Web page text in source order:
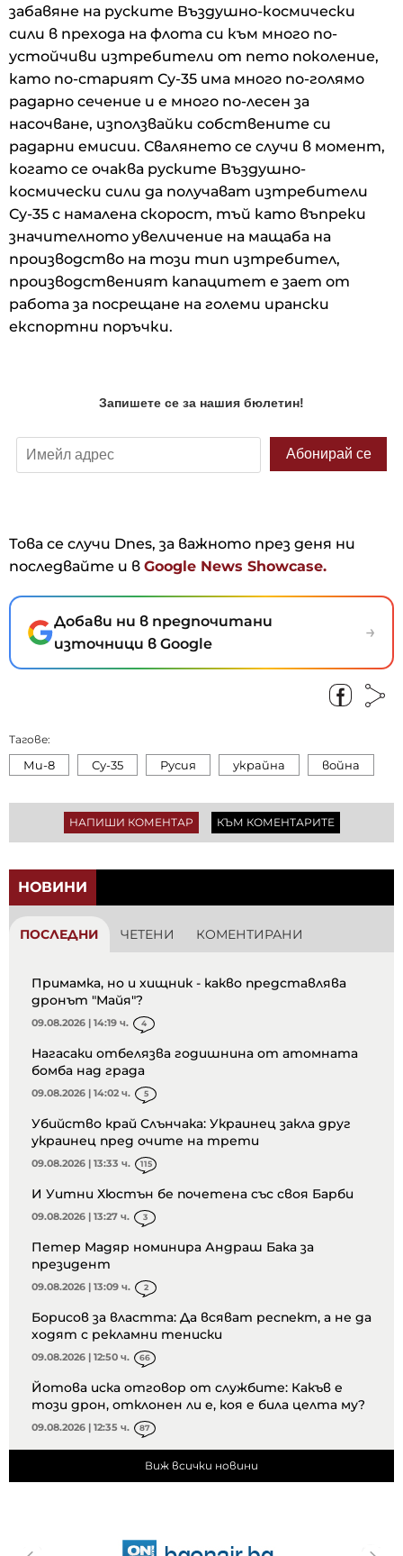
забавяне на руските Въздушно-космически
сили в прехода на флота си към много по-
устойчиви изтребители от пето поколение,
като по-старият Су-35 има много по-голямо
радарно сечение и е много по-лесен за
насочване, използвайки собствените си
радарни емисии. Свалянето се случи в момент,
когато се очаква руските Въздушно-
космически сили да получават изтребители
Су-35 с намалена скорост, тъй като въпреки
значителното увеличение на мащаба на
производство на този тип изтребител,
производственият капацитет е зает от
работа за посрещане на големи ирански
експортни поръчки.
Това се случи Dnes, за важното през деня ни
последвайте и в Google News Showcase.
Добави ни в предпочитани
източници в Google
→
Тагове:
Ми-8 Су-35 Русия украйна война
НАПИШИ КОМЕНТАР КЪМ КОМЕНТАРИТЕ
НОВИНИ
ПОСЛЕДНИ ЧЕТЕНИ КОМЕНТИРАНИ
Примамка, но и хищник - какво представлява
дронът "Майя"?
09.08.2026 | 14:19 ч. 4
Нагасаки отбелязва годишнина от атомната
бомба над града
09.08.2026 | 14:02 ч. 5
Убийство край Слънчака: Украинец закла друг
украинец пред очите на трети
09.08.2026 | 13:33 ч. 115
И Уитни Хюстън бе почетена със своя Барби
09.08.2026 | 13:27 ч. 3
Петер Мадяр номинира Андраш Бака за
президент
09.08.2026 | 13:09 ч. 2
Борисов за властта: Да всяват респект, а не да
ходят с рекламни тениски
09.08.2026 | 12:50 ч. 66
Йотова иска отговор от службите: Какъв е
този дрон, отклонен ли е, коя е била целта му?
09.08.2026 | 12:35 ч. 87
Виж всички новини